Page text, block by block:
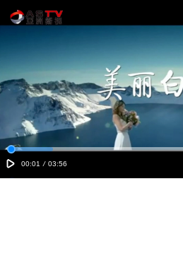
00:01 / 03:56